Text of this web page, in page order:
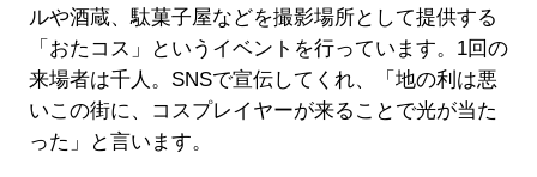
ルや酒蔵、駄菓子屋などを撮影場所として提供する
「おたコス」というイベントを行っています。1回の
来場者は千人。SNSで宣伝してくれ、「地の利は悪
いこの街に、コスプレイヤーが来ることで光が当た
った」と言います。